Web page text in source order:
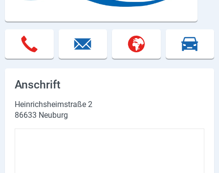
Anschrift
Heinrichsheimstraße 2
86633 Neuburg
Angebote
Aktuelles
Magazine
Veranstaltungen